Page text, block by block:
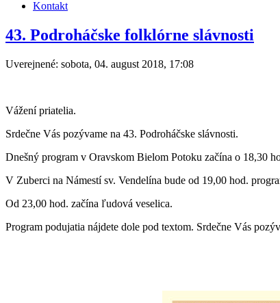
Kontakt
43. Podroháčske folklórne slávnosti
Uverejnené: sobota, 04. august 2018, 17:08
Vážení priatelia.
Srdečne Vás pozývame na 43. Podroháčske slávnosti.
Dnešný program v Oravskom Bielom Potoku začína o 18,30
V Zuberci na Námestí sv. Vendelína bude od 19,00 hod.
Od 23,00 hod. začína ľudová veselica.
Program podujatia nájdete dole pod textom. Srdečne Vás